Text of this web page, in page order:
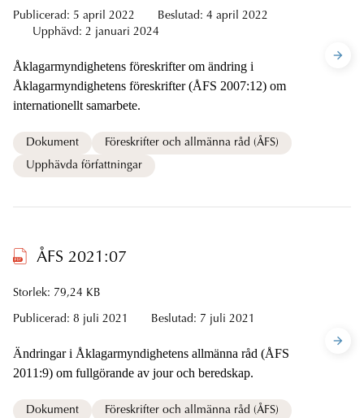
Publicerad: 5 april 2022 Beslutad: 4 april 2022
Upphävd: 2 januari 2024
Åklagarmyndighetens föreskrifter om ändring i
Åklagarmyndighetens föreskrifter (ÅFS 2007:12) om
internationellt samarbete.
Dokument
Föreskrifter och allmänna råd (ÅFS)
Upphävda författningar
ÅFS 2021:07
Storlek: 79,24 KB
Publicerad: 8 juli 2021 Beslutad: 7 juli 2021
Ändringar i Åklagarmyndighetens allmänna råd (ÅFS
2011:9) om fullgörande av jour och beredskap.
Dokument
Föreskrifter och allmänna råd (ÅFS)